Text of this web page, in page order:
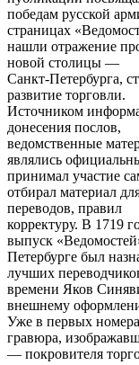
победам русской
страницах
нашли отражение
новой столицы —
Санкт-Петербурга,
развитие торговли.
Источником
донесения послов,
ведомственные
являлись
принимал участие
отбирал материал
переводов, правил
корректуру. В 1719
выпуск
Петербурге был
лучших
времени Яков
внешнему
Уже в первых
гравюра,
— покровителя